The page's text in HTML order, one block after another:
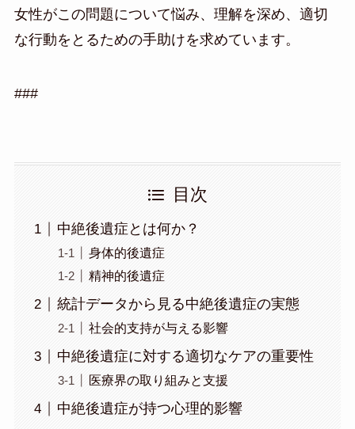
女性がこの問題について悩み、理解を深め、適切
な行動をとるための手助けを求めています。
###
目次
中絶後遺症とは何か？
身体的後遺症
精神的後遺症
統計データから見る中絶後遺症の実態
社会的支持が与える影響
中絶後遺症に対する適切なケアの重要性
医療界の取り組みと支援
中絶後遺症が持つ心理的影響